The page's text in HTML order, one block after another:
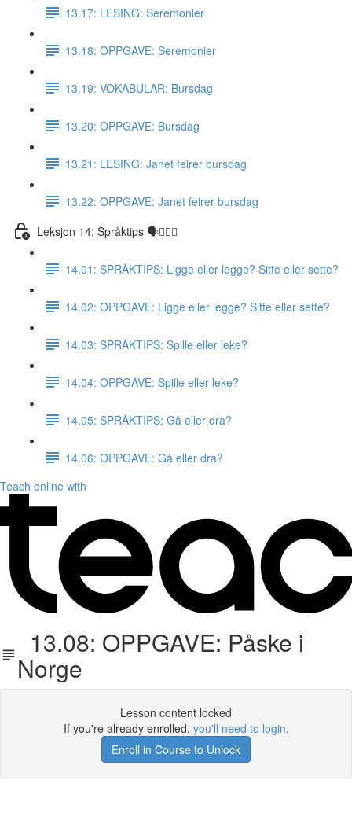
13.17: LESING: Seremonier
13.18: OPPGAVE: Seremonier
13.19: VOKABULAR: Bursdag
13.20: OPPGAVE: Bursdag
13.21: LESING: Janet feirer bursdag
13.22: OPPGAVE: Janet feirer bursdag
Leksjon 14: Språktips 🗣☝🏼✅
14.01: SPRÅKTIPS: Ligge eller legge? Sitte eller sette?
14.02: OPPGAVE: Ligge eller legge? Sitte eller sette?
14.03: SPRÅKTIPS: Spille eller leke?
14.04: OPPGAVE: Spille eller leke?
14.05: SPRÅKTIPS: Gå eller dra?
14.06: OPPGAVE: Gå eller dra?
Teach online with
13.08: OPPGAVE: Påske i
Norge
Lesson content locked
If you're already enrolled, you'll need to login.
Enroll in Course to Unlock